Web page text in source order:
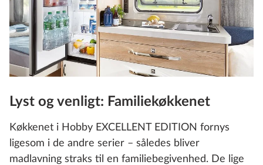
Lyst og venligt: Familiekøkkenet
Køkkenet i Hobby EXCELLENT EDITION fornys
ligesom i de andre serier – således bliver
madlavning straks til en familiebegivenhed. De lige